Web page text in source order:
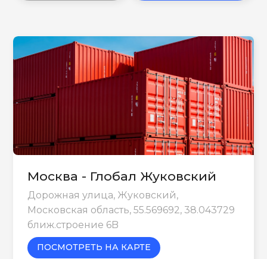
Москва - Глобал Жуковский
Дорожная улица, Жуковский,
Московская область, 55.569692, 38.043729
ближ.строение 6B
ПОСМОТРЕТЬ НА КАРТЕ